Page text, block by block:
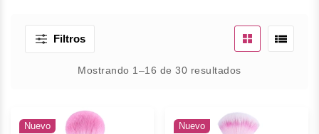
Filtros
Mostrando 1–16 de 30 resultados
Nuevo Nuevo